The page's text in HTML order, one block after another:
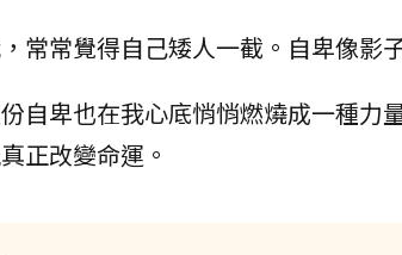
常常覺得自己矮人一截。自卑像影
自卑也在我心底悄悄燃燒成一種力
正改變命運。